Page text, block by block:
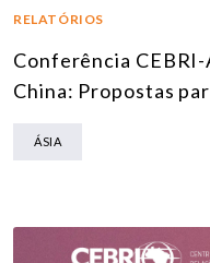
RELATÓRIOS
Conferência
China: Propostas
ÁSIA